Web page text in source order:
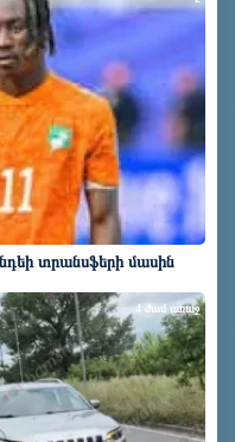
տրանսֆերի մասին
4 ժամ առաջ